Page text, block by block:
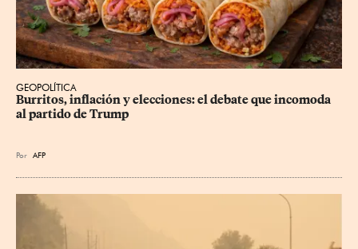
GEOPOLÍTICA
Burritos, inflación y elecciones: el debate que incomoda
al partido de Trump
Por AFP